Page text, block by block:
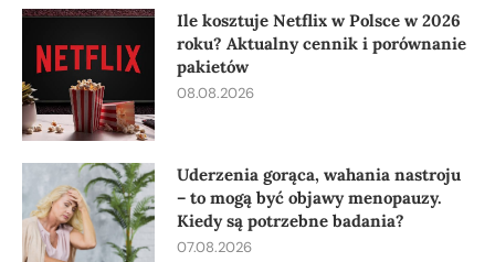
Ile kosztuje Netflix w Polsce w 2026
roku? Aktualny cennik i porównanie
pakietów
08.08.2026
Uderzenia gorąca, wahania nastroju
– to mogą być objawy menopauzy.
Kiedy są potrzebne badania?
07.08.2026